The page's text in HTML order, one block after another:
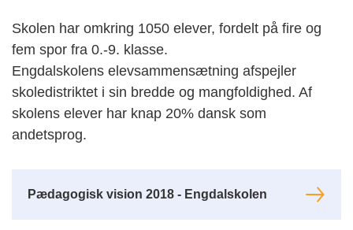
Skolen har omkring 1050 elever, fordelt på fire og
fem spor fra 0.-9. klasse.
Engdalskolens elevsammensætning afspejler
skoledistriktet i sin bredde og mangfoldighed. Af
skolens elever har knap 20% dansk som
andetsprog.
Pædagogisk vision 2018 - Engdalskolen